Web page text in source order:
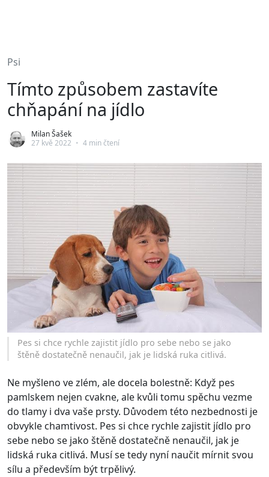
Psi
Tímto způsobem zastavíte
chňapání na jídlo
Milan Šašek
27 kvě 2022 • 4 min čtení
Pes si chce rychle zajistit jídlo pro sebe nebo se jako
štěně dostatečně nenaučil, jak je lidská ruka citlivá.
Ne myšleno ve zlém, ale docela bolestně: Když pes
pamlskem nejen cvakne, ale kvůli tomu spěchu vezme
do tlamy i dva vaše prsty. Důvodem této nezbednosti je
obvykle chamtivost. Pes si chce rychle zajistit jídlo pro
sebe nebo se jako štěně dostatečně nenaučil, jak je
lidská ruka citlivá. Musí se tedy nyní naučit mírnit svou
sílu a především být trpělivý.